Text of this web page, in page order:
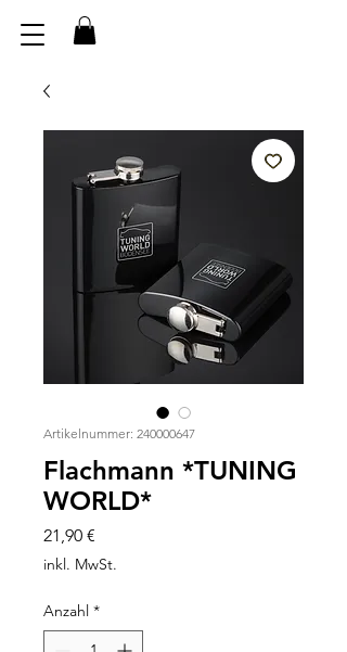
Artikelnummer: 240000647
Flachmann *TUNING
WORLD*
21,90 €
inkl. MwSt.
Anzahl *